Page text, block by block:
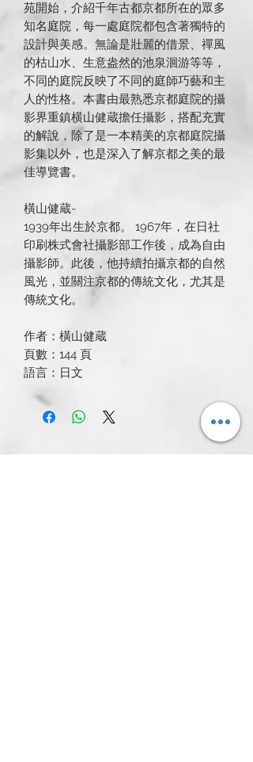
苑開始，介紹千年古都京都所在的眾多
知名庭院，每一處庭院都包含著獨特的
設計與美感。無論是壯麗的借景、禪風
的枯山水、生意盎然的池泉洄游等等，
不同的庭院反映了不同的庭師巧藝和主
人的性格。本書由最熟悉京都庭院的攝
影界重鎮横山健蔵擔任攝影，搭配充實
的解說，除了是一本精美的京都庭院攝
影集以外，也是深入了解京都之美的最
佳導覽書。
橫山健蔵-
1939年出生於京都。 1967年，在日社
印刷株式會社攝影部工作後，成為自由
攝影師。此後，他持續拍攝京都的自然
風光，並關注京都的傳統文化，尤其是
傳統文化。
作者：橫山健蔵
頁數：144 頁
語言：日文